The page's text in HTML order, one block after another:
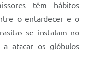
têm hábitos
o entardecer e o
se instalam no
a atacar os glóbulos